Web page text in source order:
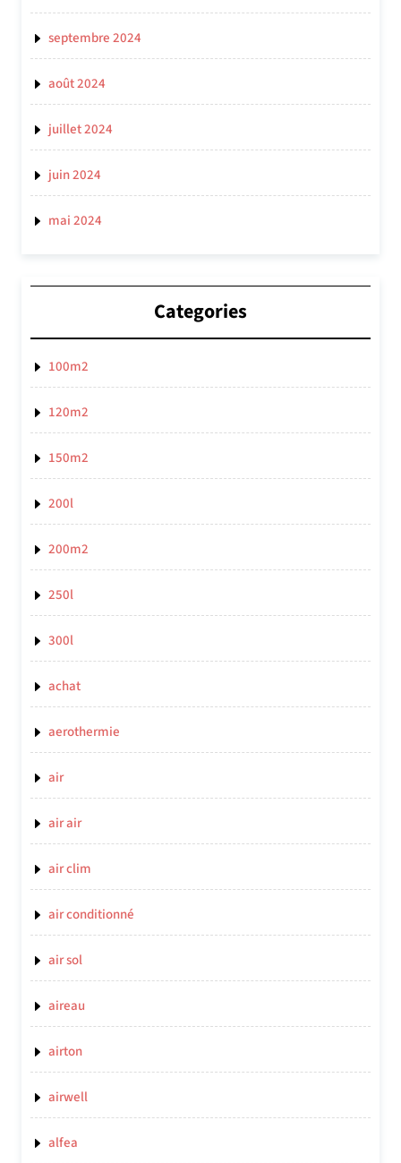
septembre 2024
août 2024
juillet 2024
juin 2024
mai 2024
Categories
100m2
120m2
150m2
200l
200m2
250l
300l
achat
aerothermie
air
air air
air clim
air conditionné
air sol
aireau
airton
airwell
alfea